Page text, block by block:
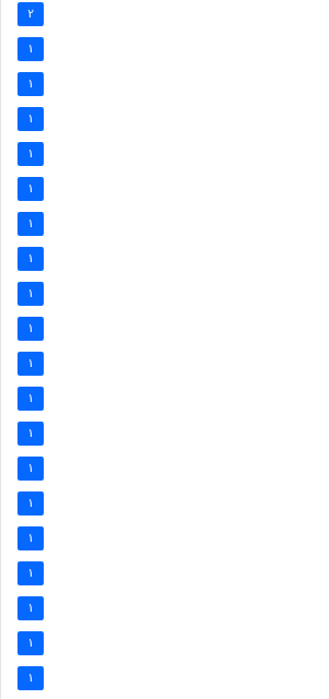
2
1
1
1
1
1
1
1
1
1
1
1
1
1
1
1
1
1
1
1